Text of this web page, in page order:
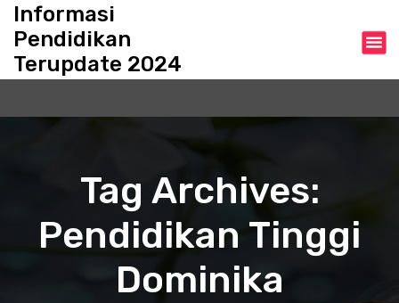
Informasi
Pendidikan
Terupdate 2024
Tag Archives:
Pendidikan Tinggi
Dominika